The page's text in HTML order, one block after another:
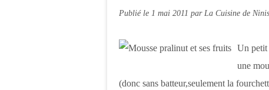
Publié le 1 mai 2011 par La Cuisine de
Un petit
une
(donc sans batteur,seulement la